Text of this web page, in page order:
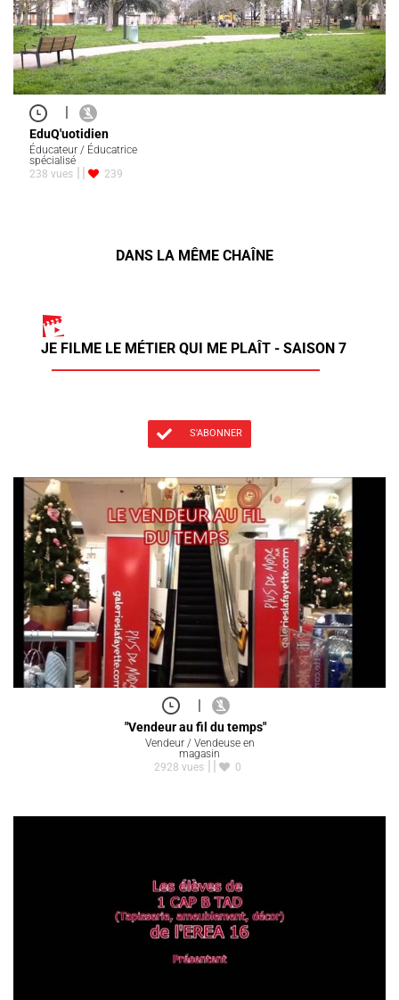
|
EduQ'uotidien
Éducateur / Éducatrice
spécialisé
238 vues
239
DANS LA MÊME CHAÎNE
JE FILME LE MÉTIER QUI ME PLAÎT - SAISON 7
S'ABONNER
|
"Vendeur au fil du temps"
Vendeur / Vendeuse en
magasin
2928 vues
0